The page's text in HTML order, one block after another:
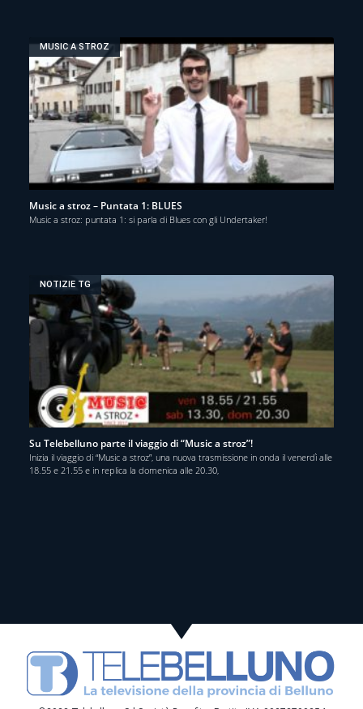
MUSIC A STROZ
Music a stroz – Puntata 1: BLUES
Music a stroz: puntata 1: si parla di Blues con gli Undertaker!
NOTIZIE TG
Su Telebelluno parte il viaggio di “Music a stroz”!
Inizia il viaggio di “Music a stroz”, una nuova trasmissione in onda il venerdì alle
18.55 e 21.55 e in replica la domenica alle 20.30,